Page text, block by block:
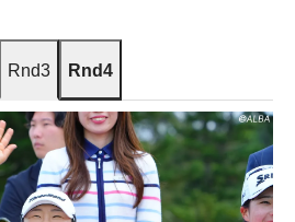
Rnd3 Rnd4